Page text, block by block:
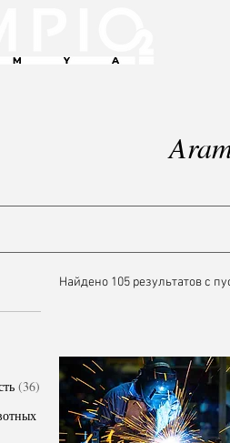
(36)
Найдено 105 результатов с